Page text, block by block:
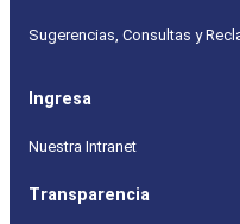
Sugerencias, Consultas y
Ingresa
Nuestra Intranet
Transparencia